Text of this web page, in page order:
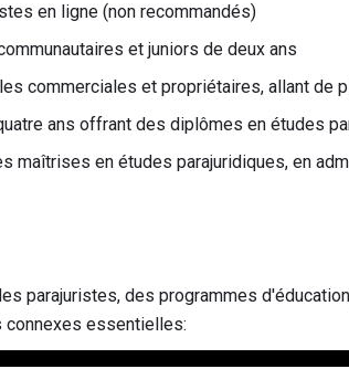
en ligne (non recommandés)
et juniors de deux ans
commerciales et propriétaires, allant de
ans offrant des diplômes en études
maîtrises en études parajuridiques, en
parajuristes, des programmes
connexes essentielles: